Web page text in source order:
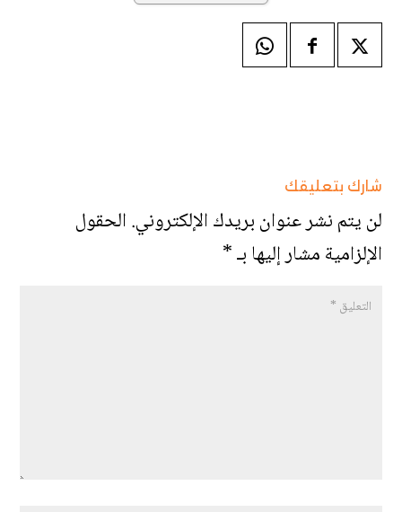
شارك بتعليقك
لن يتم نشر عنوان بريدك الإلكتروني.الحقول
الإلزامية مشار إليها بـ*